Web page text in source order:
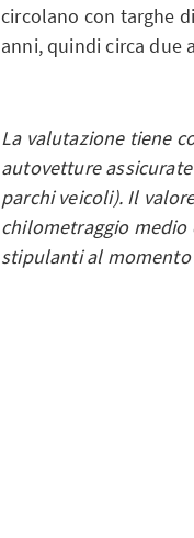
circolano con targhe
anni, quindi circa due
La valutazione tiene
autovetture
parchi veicoli). Il
chilometraggio
stipulanti al